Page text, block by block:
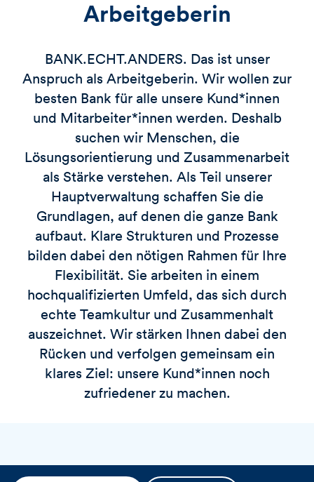
Arbeitgeberin
BANK.ECHT.ANDERS. Das ist unser
Anspruch als Arbeitgeberin. Wir wollen zur
besten Bank für alle unsere Kund*innen
und Mitarbeiter*innen werden. Deshalb
suchen wir Menschen, die
Lösungsorientierung und Zusammenarbeit
als Stärke verstehen. Als Teil unserer
Hauptverwaltung schaffen Sie die
Grundlagen, auf denen die ganze Bank
aufbaut. Klare Strukturen und Prozesse
bilden dabei den nötigen Rahmen für Ihre
Flexibilität. Sie arbeiten in einem
hochqualifizierten Umfeld, das sich durch
echte Teamkultur und Zusammenhalt
auszeichnet. Wir stärken Ihnen dabei den
Rücken und verfolgen gemeinsam ein
klares Ziel: unsere Kund*innen noch
zufriedener zu machen.